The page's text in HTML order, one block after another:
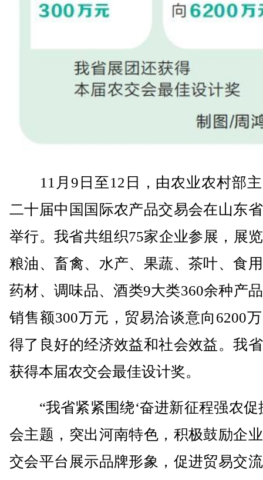
11月9日至12日，由农业农村部主
二十届中国国际农产品交易会在山东
举行。我省共组织75家企业参展，展
粮油、畜禽、水产、果蔬、茶叶、食
药材、调味品、酒类9大类360余种产
销售额300万元，贸易洽谈意向6200
得了良好的经济效益和社会效益。我
获得本届农交会最佳设计奖。
“我省紧紧围绕‘奋进新征程强农促
会主题，突出河南特色，积极鼓励企
交会平台展示品牌形象，促进贸易交